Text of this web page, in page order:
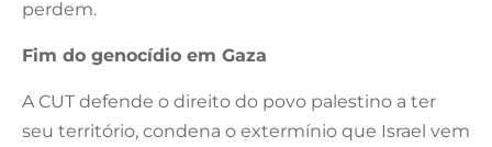
perdem.
Fim do genocídio em Gaza
A CUT defende o direito do povo palestino a ter
seu território, condena o extermínio que Israel vem